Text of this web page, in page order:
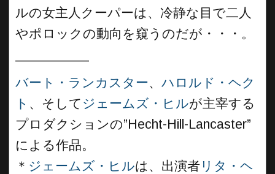
ルの女主人クーパーは、冷静な目で二人
やポロックの動向を窺うのだが・・・。
バート・ランカスター、 ハロルド・ヘク
ト 、そして ジェームズ・ヒルが主宰する
プロダクションの”Hecht-Hill-Lancaster”
による作品。
＊ ジェームズ・ヒルは、出演者 リタ・ヘ